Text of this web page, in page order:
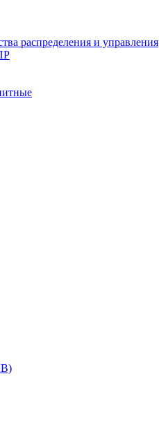
распределения и управления